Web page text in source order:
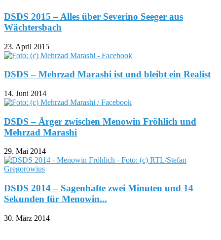
DSDS 2015 – Alles über Severino Seeger aus
Wächtersbach
23. April 2015
DSDS – Mehrzad Marashi ist und bleibt ein Realist
14. Juni 2014
DSDS – Ärger zwischen Menowin Fröhlich und
Mehrzad Marashi
29. Mai 2014
DSDS 2014 – Sagenhafte zwei Minuten und 14
Sekunden für Menowin...
30. März 2014